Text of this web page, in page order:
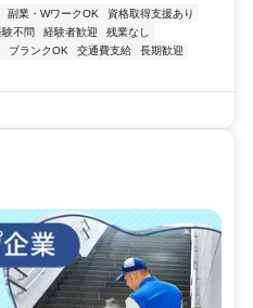
副業・WワークOK
資格取得支援あり
験不問 経験者歓迎
残業なし
ブランクOK 交通費支給
長期歓迎